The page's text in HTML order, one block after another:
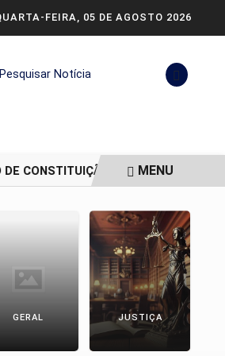
FEIRA, 05 DE AGOSTO 2026
Notícia
CONSTITUIÇÃO. SENADO ADIA
MENU
GERAL JUSTIÇA